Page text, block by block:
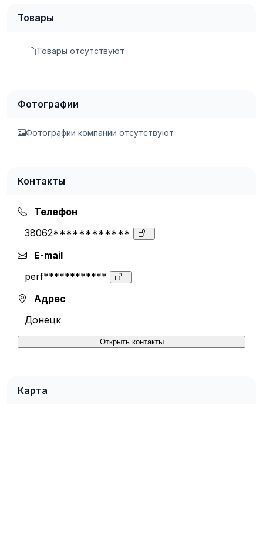
Товары
Товары отсутствуют
Фотографии
Фотографии компании отсутствуют
Контакты
Телефон
38062************
E-mail
perf************
Адрес
Донецк
Открыть контакты
Карта